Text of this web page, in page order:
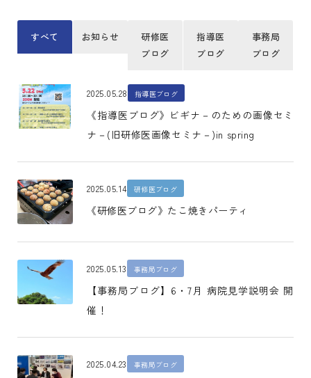
すべて お知らせ
研修医
ブログ
指導医
ブログ
事務局
ブログ
2025.05.28 指導医ブログ
《指導医ブログ》ビギナ－のための画像セミ
ナ－(旧研修医画像セミナ－)in spring
2025.05.14 研修医ブログ
《研修医ブログ》たこ焼きパーティ
2025.05.13 事務局ブログ
【事務局ブログ】6・7月 病院見学説明会 開
催！
2025.04.23 事務局ブログ